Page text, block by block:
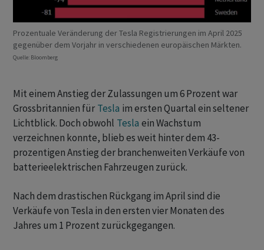
Prozentuale Veränderung der Tesla Registrierungen im April 2025
gegenüber dem Vorjahr in verschiedenen europäischen Märkten.
Quelle: Bloomberg
Mit einem Anstieg der Zulassungen um 6 Prozent war
Grossbritannien für Tesla im ersten Quartal ein seltener
Lichtblick. Doch obwohl Tesla ein Wachstum
verzeichnen konnte, blieb es weit hinter dem 43-
prozentigen Anstieg der branchenweiten Verkäufe von
batterieelektrischen Fahrzeugen zurück.
Nach dem drastischen Rückgang im April sind die
Verkäufe von Tesla in den ersten vier Monaten des
Jahres um 1 Prozent zurückgegangen.